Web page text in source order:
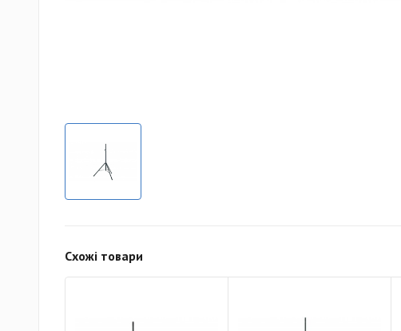
Схожі товари